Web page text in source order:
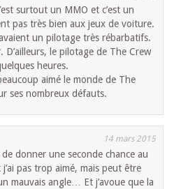
surtout un MMO et c’est un
pas très bien aux jeux de voiture.
un pilotage très rébarbatifs.
D’ailleurs, le pilotage de The Crew
heures.
aimé le monde de The
ses nombreux défauts.
14 mars 2015
donner une seconde chance au
pas trop aimé, mais peut être
mauvais angle… Et j’avoue que la